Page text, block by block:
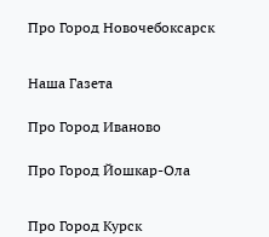
Про Город Новочебоксарск
Наша Газета
Про Город Иваново
Про Город Йошкар-Ола
Про Город Курск